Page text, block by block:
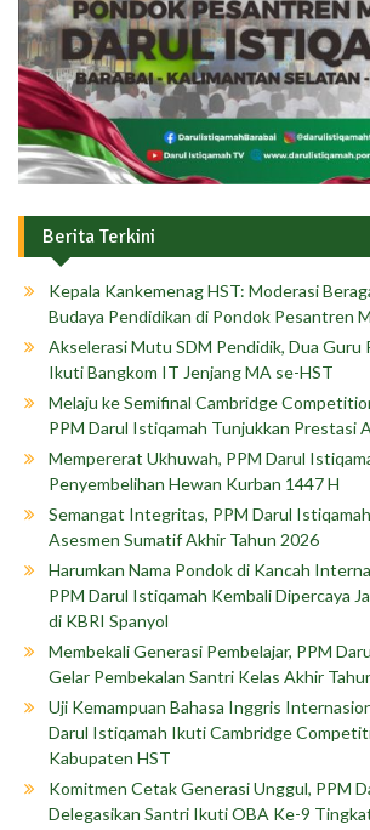
Berita Terkini
Kepala Kankemenag HST: Moderasi
Budaya Pendidikan di Pondok Pesantren
Akselerasi Mutu SDM Pendidik, Dua Guru
Ikuti Bangkom IT Jenjang MA se-HST
Melaju ke Semifinal Cambridge
PPM Darul Istiqamah Tunjukkan Prestasi
Mempererat Ukhuwah, PPM Darul
Penyembelihan Hewan Kurban 1447 H
Semangat Integritas, PPM Darul
Asesmen Sumatif Akhir Tahun 2026
Harumkan Nama Pondok di Kancah
PPM Darul Istiqamah Kembali Dipercaya
di KBRI Spanyol
Membekali Generasi Pembelajar, PPM
Gelar Pembekalan Santri Kelas Akhir
Uji Kemampuan Bahasa Inggris
Darul Istiqamah Ikuti Cambridge
Kabupaten HST
Komitmen Cetak Generasi Unggul, PPM
Delegasikan Santri Ikuti OBA Ke-9